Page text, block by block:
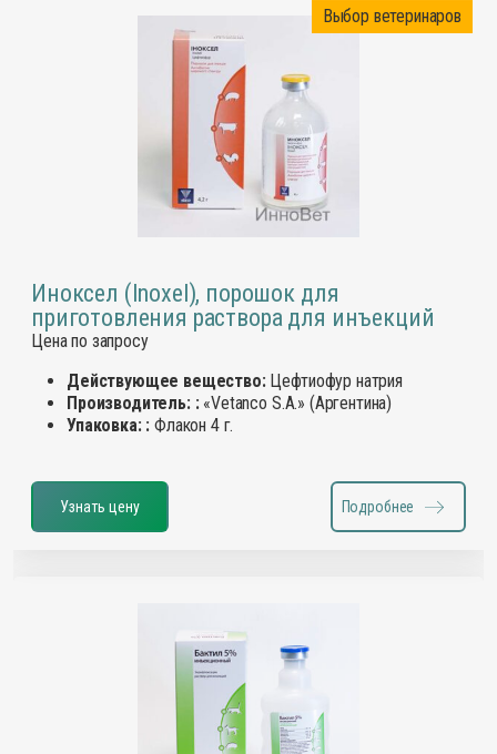
Выбор ветеринаров
Иноксел (Inoxel), порошок для
приготовления раствора для инъекций
Цена по запросу
Действующее вещество:Цефтиофур натрия
Производитель: :«Vetanco S.A.» (Аргентина)
Упаковка: : Флакон 4 г.
Узнать цену Подробнее